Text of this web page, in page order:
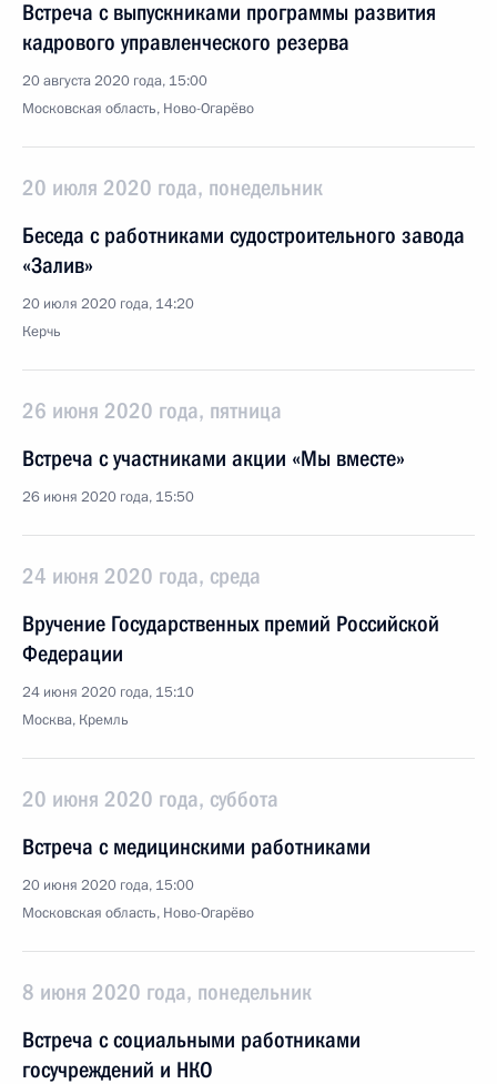
Встреча с выпускниками программы развития
кадрового управленческого резерва
20 августа 2020 года, 15:00
Московская область, Ново-Огарёво
20 июля 2020 года, понедельник
Беседа с работниками судостроительного завода
«Залив»
20 июля 2020 года, 14:20
Керчь
26 июня 2020 года, пятница
Встреча с участниками акции «Мы вместе»
26 июня 2020 года, 15:50
24 июня 2020 года, среда
Вручение Государственных премий Российской
Федерации
24 июня 2020 года, 15:10
Москва, Кремль
20 июня 2020 года, суббота
Встреча с медицинскими работниками
20 июня 2020 года, 15:00
Московская область, Ново-Огарёво
8 июня 2020 года, понедельник
Встреча с социальными работниками
госучреждений и НКО